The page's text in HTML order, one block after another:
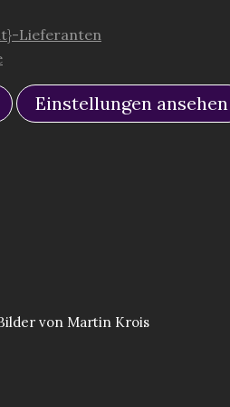
Lieferanten
Einstellungen ansehen
von Martin Krois